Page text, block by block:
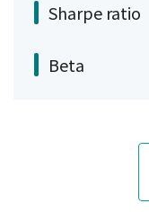
Sharpe ratio
Beta